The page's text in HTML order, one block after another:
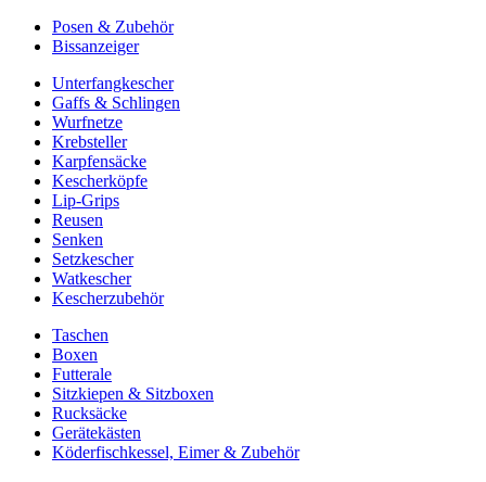
Posen & Zubehör
Bissanzeiger
Unterfangkescher
Gaffs & Schlingen
Wurfnetze
Krebsteller
Karpfensäcke
Kescherköpfe
Lip-Grips
Reusen
Senken
Setzkescher
Watkescher
Kescherzubehör
Taschen
Boxen
Futterale
Sitzkiepen & Sitzboxen
Rucksäcke
Gerätekästen
Köderfischkessel, Eimer & Zubehör